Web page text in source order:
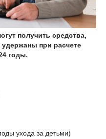
получить средства,
при расчете
годы.
ухода за детьми)